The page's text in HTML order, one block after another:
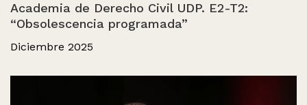
Academia de Derecho Civil UDP. E2-T2:
“Obsolescencia programada”
Diciembre 2025